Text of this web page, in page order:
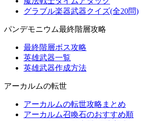
グラブル楽器武器クイズ(全20問)
パンデモニウム最終階層攻略
最終階層ボス攻略
英雄武器一覧
英雄武器作成方法
アーカルムの転世
アーカルムの転世攻略まとめ
アーカルム召喚石のおすすめ順